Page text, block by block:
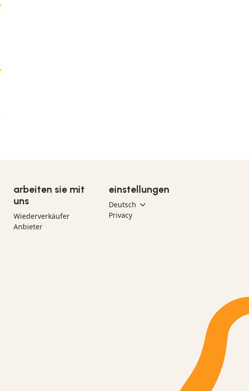
arbeiten sie mit
uns
Wiederverkäufer
Anbieter
einstellungen
Privacy